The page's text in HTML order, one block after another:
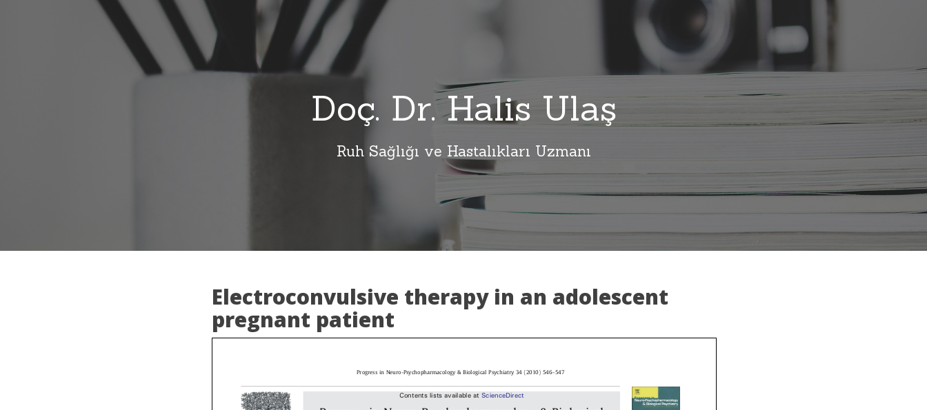
Doç. Dr. Halis Ulaş
Ruh Sağlığı ve Hastalıkları Uzmanı
Electroconvulsive therapy in an adolescent
pregnant patient